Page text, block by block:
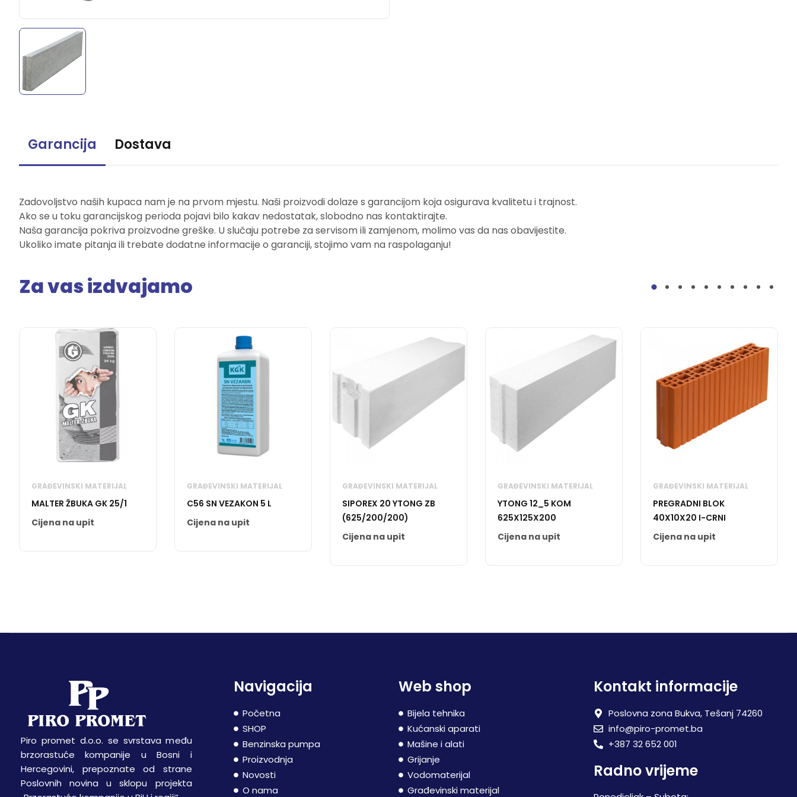
Garancija Dostava
Zadovoljstvo naših kupaca nam je na prvom mjestu. Naši proizvodi dolaze s garancijom koja osigurava kvalitetu i trajnost.
Ako se u toku garancijskog perioda pojavi bilo kakav nedostatak, slobodno nas kontaktirajte.
Naša garancija pokriva proizvodne greške. U slučaju potrebe za servisom ili zamjenom, molimo vas da nas obavijestite.
Ukoliko imate pitanja ili trebate dodatne informacije o garanciji, stojimo vam na raspolaganju!
Za vas izdvajamo
GRAĐEVINSKI MATERIJAL
MALTER ŽBUKA GK 25/1
Cijena na upit
GRAĐEVINSKI MATERIJAL
C56 SN VEZAKON 5 L
Cijena na upit
GRAĐEVINSKI MATERIJAL
SIPOREX 20 YTONG ZB
(625/200/200)
Cijena na upit
GRAĐEVINSKI MATERIJAL
YTONG 12_5 KOM
625X125X200
Cijena na upit
GRAĐEVINSKI MATERIJAL
PREGRADNI BLOK
40X10X20 I-CRNI
Cijena na upit
Piro promet d.o.o. se svrstava među
brzorastuće kompanije u Bosni i
Hercegovini, prepoznate od strane
Poslovnih novina u sklopu projekta
Navigacija
Početna
SHOP
Benzinska pumpa
Proizvodnja
Novosti
O nama
Web shop
Bijela tehnika
Kućanski aparati
Mašine i alati
Grijanje
Vodomaterijal
Građevinski materijal
Kontakt informacije
Poslovna zona Bukva, Tešanj 74260
info@piro-promet.ba
+387 32 652 001
Radno vrijeme